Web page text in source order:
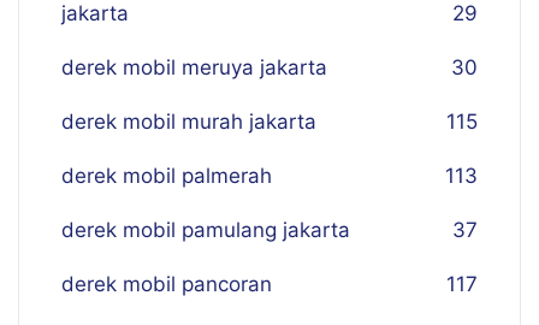
jakarta 29
derek mobil meruya jakarta 30
derek mobil murah jakarta 115
derek mobil palmerah 113
derek mobil pamulang jakarta 37
derek mobil pancoran 117